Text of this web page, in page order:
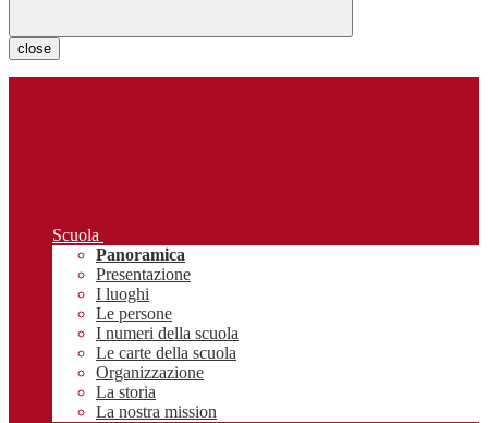
close
Scuola
Panoramica
Presentazione
I luoghi
Le persone
I numeri della scuola
Le carte della scuola
Organizzazione
La storia
La nostra mission